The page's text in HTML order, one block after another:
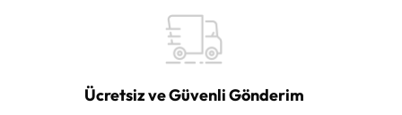
Ücretsiz ve Güvenli Gönderim